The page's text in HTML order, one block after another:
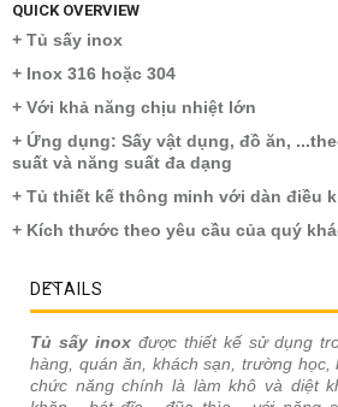
QUICK OVERVIEW
+ Tủ sấy inox
+ Inox 316 hoặc 304
+ Với khả năng chịu nhiệt lớn
+ Ứng dụng: Sấy vật dụng, đồ ăn,
suất và năng suất đa dạng
+ Tủ thiết kế thông minh với dàn điều
+ Kích thước theo yêu cầu của quý
DETAILS
Tủ sấy inoxđược thiết kế sử dụng
hàng, quán ăn, khách sạn, trường học,
chức năng chính là làm khô và diệt